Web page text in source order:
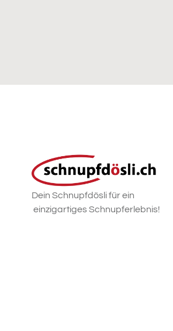
Dein Schnupfdösli für ein
einzigartiges Schnupferlebnis!